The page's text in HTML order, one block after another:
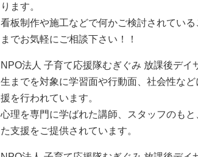
ります。
看板制作や施工などで何かご検討されてい
までお気軽にご相談下さい！！
NPO法人 子育て応援隊むぎぐみ 放課後デイ
生までを対象に学習面や行動面、社会性な
援を行われています。
心理を専門に学ばれた講師、スタッフのも
た支援をご提供されています。